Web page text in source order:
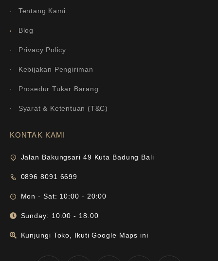
Tentang Kami
Blog
Privacy Policy
Kebijakan Pengiriman
Prosedur Tukar Barang
Syarat & Ketentuan (T&C)
KONTAK KAMI
Jalan Bakungsari 49 Kuta Badung Bali
0896 8091 6699
Mon - Sat: 10:00 - 20:00
Sunday: 10.00 - 18.00
Kunjungi Toko, Ikuti Google Maps ini